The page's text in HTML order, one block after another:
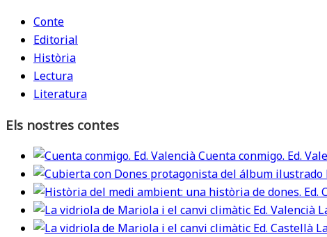
Conte
Editorial
Història
Lectura
Literatura
Els nostres contes
Cuenta conmigo. Ed.